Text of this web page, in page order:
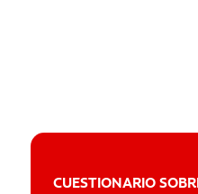
CUESTIONARIO